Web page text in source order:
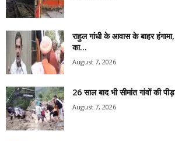
राहुल गांधी के आवास के बाहर
का...
August 7, 2026
26 साल बाद भी सीमांत गांवों की
August 7, 2026